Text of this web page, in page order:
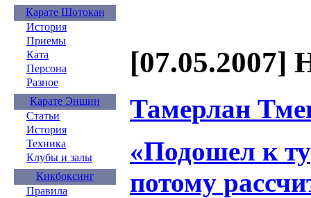
Карате Шотокан
История
Приемы
Ката
Персона
Разное
Карате Эншин
Статьи
История
Техника
Клубы и залы
Кикбоксинг
Правила
[07.05.2007]
Тамерлан
«Подошел к
потому